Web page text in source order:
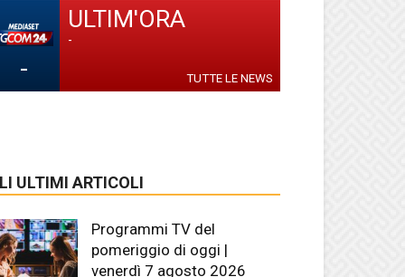
-
ULTIM'ORA
-
TUTTE LE NEWS
ULTIMI ARTICOLI
Programmi TV del
pomeriggio di oggi |
venerdì 7 agosto 2026